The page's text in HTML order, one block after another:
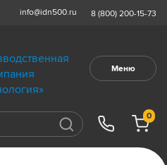
info@idn500.ru 8 (800) 200-15-73
Меню
0